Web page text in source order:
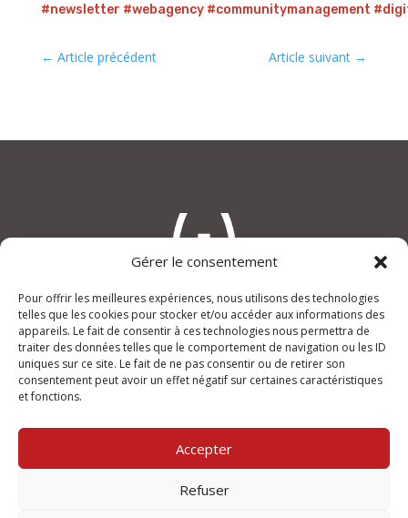
Gérer le consentement
Pour offrir les meilleures expériences, nous utilisons des technologies
telles que les cookies pour stocker et/ou accéder aux informations des
appareils. Le fait de consentir à ces technologies nous permettra de
traiter des données telles que le comportement de navigation ou les ID
uniques sur ce site. Le fait de ne pas consentir ou de retirer son
consentement peut avoir un effet négatif sur certaines caractéristiques
et fonctions.
Accepter
Refuser
#newsletter #webagency #communitymanagement
← Article précédent Article suivant →
An(i)mage
“Le Verdi”, rue Joseph Lafond
13400 AUBAGNE